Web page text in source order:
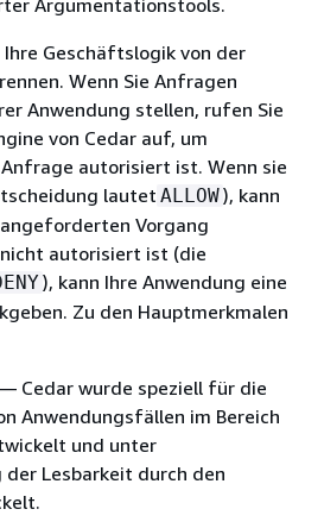
Argumentationstools.
Ihre Geschäftslogik von der
Wenn Sie Anfragen
Anwendung stellen, rufen Sie
von Cedar auf, um
autorisiert ist. Wenn sie
lautet ALLOW), kann
Vorgang
autorisiert ist (die
), kann Ihre Anwendung eine
Zu den Hauptmerkmalen
Cedar wurde speziell für die
Anwendungsfällen im Bereich
und unter
der Lesbarkeit durch den